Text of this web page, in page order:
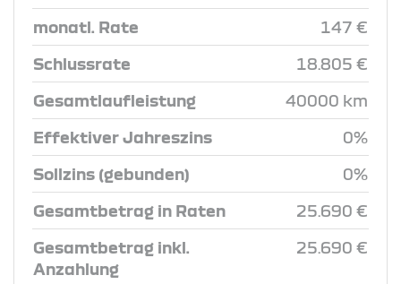
monatl. Rate 147 €
Schlussrate 18.805 €
Gesamtlaufleistung 40000 km
Effektiver Jahreszins 0%
Sollzins (gebunden) 0%
Gesamtbetrag in Raten 25.690 €
Gesamtbetrag inkl.
Anzahlung
25.690 €